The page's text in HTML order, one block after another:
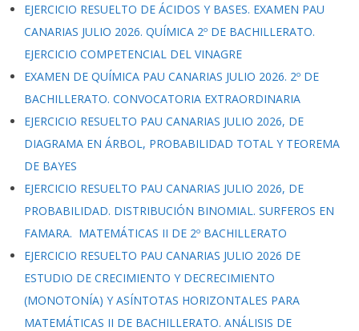
EJERCICIO RESUELTO DE ÁCIDOS Y BASES. EXAMEN PAU
CANARIAS JULIO 2026. QUÍMICA 2º DE BACHILLERATO.
EJERCICIO COMPETENCIAL DEL VINAGRE
EXAMEN DE QUÍMICA PAU CANARIAS JULIO 2026. 2º DE
BACHILLERATO. CONVOCATORIA EXTRAORDINARIA
EJERCICIO RESUELTO PAU CANARIAS JULIO 2026, DE
DIAGRAMA EN ÁRBOL, PROBABILIDAD TOTAL Y TEOREMA
DE BAYES
EJERCICIO RESUELTO PAU CANARIAS JULIO 2026, DE
PROBABILIDAD. DISTRIBUCIÓN BINOMIAL. SURFEROS EN
FAMARA. MATEMÁTICAS II DE 2º BACHILLERATO
EJERCICIO RESUELTO PAU CANARIAS JULIO 2026 DE
ESTUDIO DE CRECIMIENTO Y DECRECIMIENTO
(MONOTONÍA) Y ASÍNTOTAS HORIZONTALES PARA
MATEMÁTICAS II DE BACHILLERATO. ANÁLISIS DE